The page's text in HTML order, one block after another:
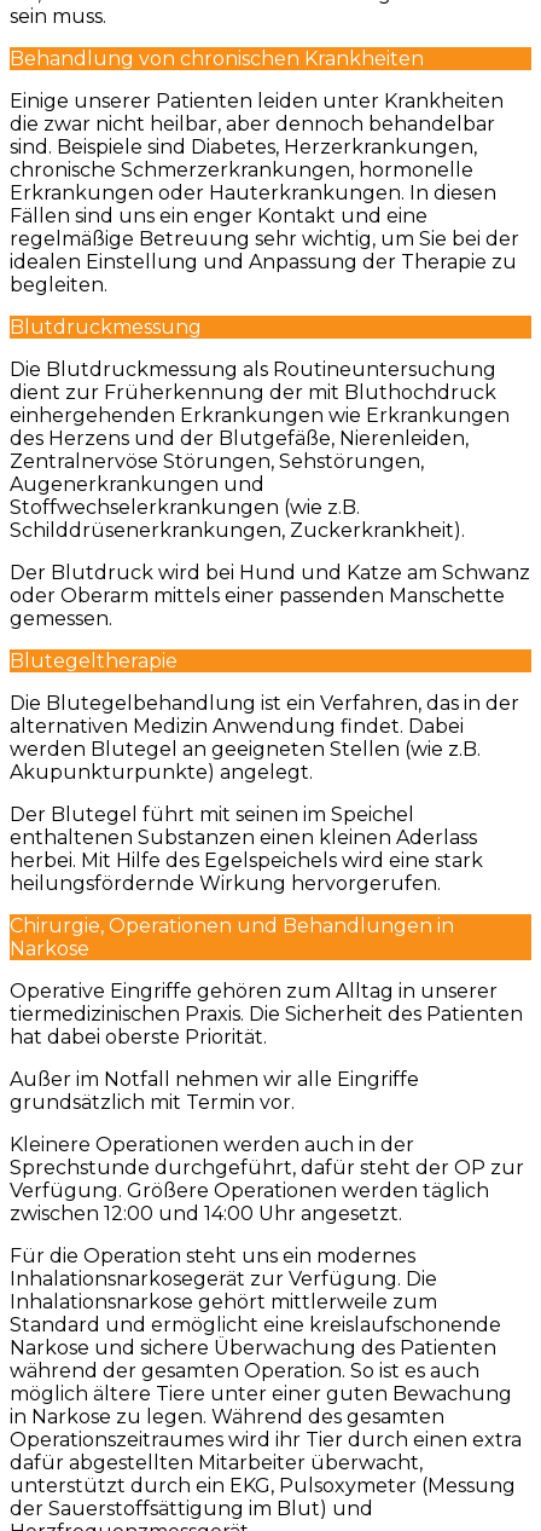
sein muss.
Behandlung von chronischen Krankheiten
Einige unserer Patienten leiden unter Krankheiten
die zwar nicht heilbar, aber dennoch behandelbar
sind. Beispiele sind Diabetes, Herzerkrankungen,
chronische Schmerzerkrankungen, hormonelle
Erkrankungen oder Hauterkrankungen. In diesen
Fällen sind uns ein enger Kontakt und eine
regelmäßige Betreuung sehr wichtig, um Sie bei der
idealen Einstellung und Anpassung der Therapie zu
begleiten.
Blutdruckmessung
Die Blutdruckmessung als Routineuntersuchung
dient zur Früherkennung der mit Bluthochdruck
einhergehenden Erkrankungen wie Erkrankungen
des Herzens und der Blutgefäße, Nierenleiden,
Zentralnervöse Störungen, Sehstörungen,
Augenerkrankungen und
Stoffwechselerkrankungen (wie z.B.
Schilddrüsenerkrankungen, Zuckerkrankheit).
Der Blutdruck wird bei Hund und Katze am Schwanz
oder Oberarm mittels einer passenden Manschette
gemessen.
Blutegeltherapie
Die Blutegelbehandlung ist ein Verfahren, das in der
alternativen Medizin Anwendung findet. Dabei
werden Blutegel an geeigneten Stellen (wie z.B.
Akupunkturpunkte) angelegt.
Der Blutegel führt mit seinen im Speichel
enthaltenen Substanzen einen kleinen Aderlass
herbei. Mit Hilfe des Egelspeichels wird eine stark
heilungsfördernde Wirkung hervorgerufen.
Chirurgie, Operationen und Behandlungen in
Narkose
Operative Eingriffe gehören zum Alltag in unserer
tiermedizinischen Praxis. Die Sicherheit des Patienten
hat dabei oberste Priorität.
Außer im Notfall nehmen wir alle Eingriffe
grundsätzlich mit Termin vor.
Kleinere Operationen werden auch in der
Sprechstunde durchgeführt, dafür steht der OP zur
Verfügung. Größere Operationen werden täglich
zwischen 12:00 und 14:00 Uhr angesetzt.
Für die Operation steht uns ein modernes
Inhalationsnarkosegerät zur Verfügung. Die
Inhalationsnarkose gehört mittlerweile zum
Standard und ermöglicht eine kreislaufschonende
Narkose und sichere Überwachung des Patienten
während der gesamten Operation. So ist es auch
möglich ältere Tiere unter einer guten Bewachung
in Narkose zu legen. Während des gesamten
Operationszeitraumes wird ihr Tier durch einen extra
dafür abgestellten Mitarbeiter überwacht,
unterstützt durch ein EKG, Pulsoxymeter (Messung
der Sauerstoffsättigung im Blut) und